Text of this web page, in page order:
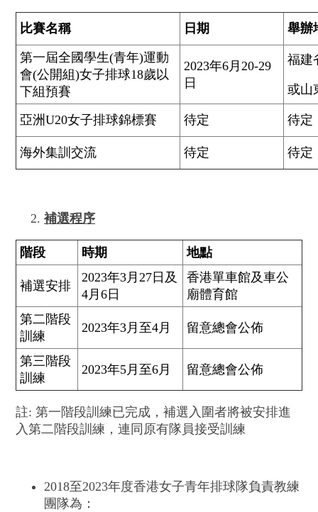
比賽名稱 日期 舉辦
第一屆全國學生(青年)運動
會(公開組)女子排球18歲以
下組預賽
2023年6月20-29
日
福建
或山
亞洲U20女子排球錦標賽 待定 待定
海外集訓交流 待定 待定
補選程序
階段 時期 地點
補選安排
2023年3月27日及
4月6日
香港單車館及車公
廟體育館
第二階段
訓練
2023年3月至4月 留意總會公佈
第三階段
訓練
2023年5月至6月 留意總會公佈
註: 第一階段訓練已完成，補選入圍者將被安排進
入第二階段訓練，連同原有隊員接受訓練
2018至2023年度香港女子青年排球隊負責教練
團隊為：